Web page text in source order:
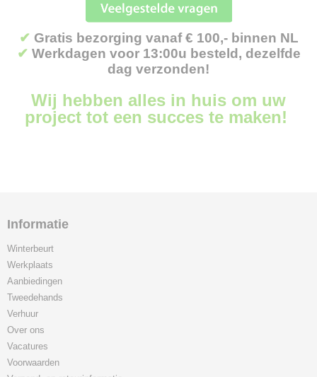
✔ Gratis bezorging vanaf € 100,- binnen NL
✔ Werkdagen voor 13:00u besteld, dezelfde
dag verzonden!
Wij hebben alles in huis om uw
project tot een succes te maken!
Informatie
Winterbeurt
Werkplaats
Aanbiedingen
Tweedehands
Verhuur
Over ons
Vacatures
Voorwaarden